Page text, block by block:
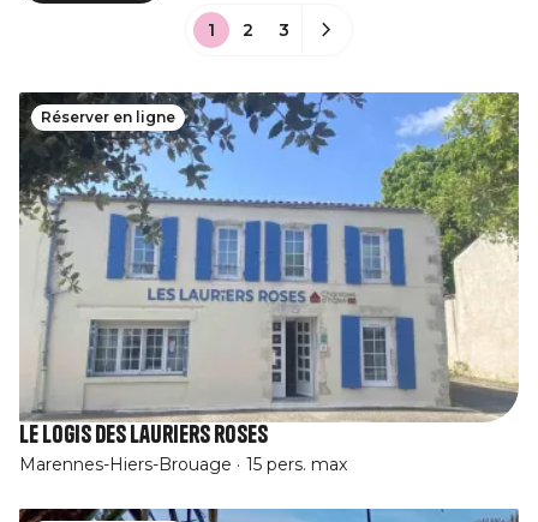
1 2 3
Réserver en ligne
Le logis des lauriers roses
Marennes-Hiers-Brouage 15 pers. max